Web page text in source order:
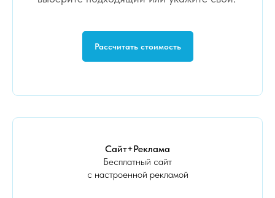
Рассчитать стоимость
Сайт+Реклама
Бесплатный сайт
с настроенной рекламой